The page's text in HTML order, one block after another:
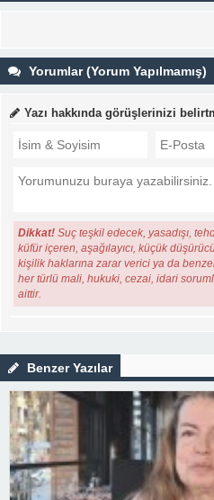
Yorumlar (Yorum Yapılmamış)
Yazı hakkında görüşlerinizi
Dikkat! Suç teşkil edecek, yasadışı,
küfür içeren, aşağılayıcı, küçük
kişilik haklarına zarar verici ya da
her türlü mali, hukuki, cezai, idari
aittir.
Benzer Yazılar